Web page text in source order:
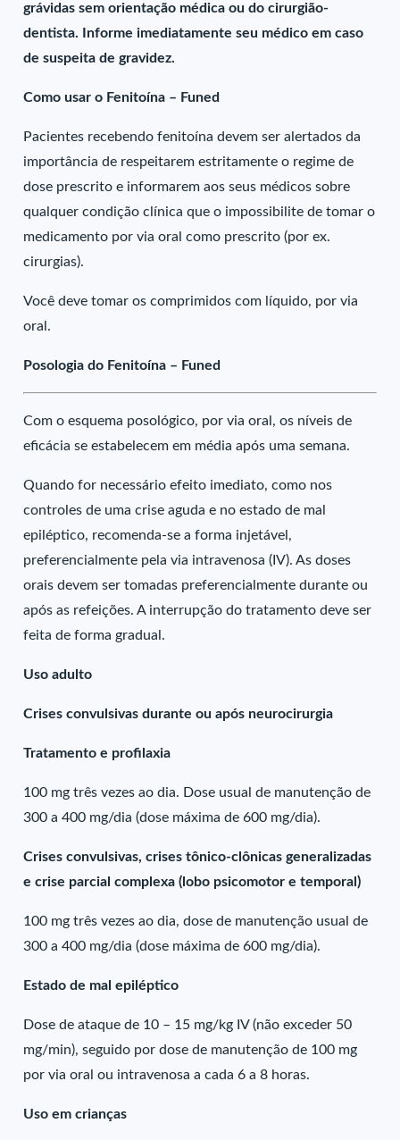
grávidas sem orientação médica ou do cirurgião-
dentista. Informe imediatamente seu médico em caso
de suspeita de gravidez.
Como usar o Fenitoína – Funed
Pacientes recebendo fenitoína devem ser alertados da
importância de respeitarem estritamente o regime de
dose prescrito e informarem aos seus médicos sobre
qualquer condição clínica que o impossibilite de tomar o
medicamento por via oral como prescrito (por ex.
cirurgias).
Você deve tomar os comprimidos com líquido, por via
oral.
Posologia do Fenitoína – Funed
Com o esquema posológico, por via oral, os níveis de
eficácia se estabelecem em média após uma semana.
Quando for necessário efeito imediato, como nos
controles de uma crise aguda e no estado de mal
epiléptico, recomenda-se a forma injetável,
preferencialmente pela via intravenosa (IV). As doses
orais devem ser tomadas preferencialmente durante ou
após as refeições. A interrupção do tratamento deve ser
feita de forma gradual.
Uso adulto
Crises convulsivas durante ou após neurocirurgia
Tratamento e profilaxia
100 mg três vezes ao dia. Dose usual de manutenção de
300 a 400 mg/dia (dose máxima de 600 mg/dia).
Crises convulsivas, crises tônico-clônicas generalizadas
e crise parcial complexa (lobo psicomotor e temporal)
100 mg três vezes ao dia, dose de manutenção usual de
300 a 400 mg/dia (dose máxima de 600 mg/dia).
Estado de mal epiléptico
Dose de ataque de 10 – 15 mg/kg IV (não exceder 50
mg/min), seguido por dose de manutenção de 100 mg
por via oral ou intravenosa a cada 6 a 8 horas.
Uso em crianças